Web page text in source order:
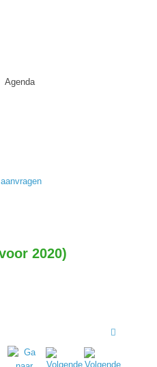
Agenda
aanvragen
2020)